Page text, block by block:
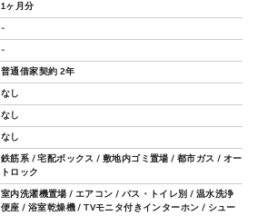
1ヶ月分
-
-
普通借家契約 2年
なし
なし
なし
鉄筋系 / 宅配ボックス / 敷地内ゴミ置場 / 都市ガス / オー
トロック
室内洗濯機置場 / エアコン / バス・トイレ別 / 温水洗浄
便座 / 浴室乾燥機 / TVモニタ付きインターホン / シュー